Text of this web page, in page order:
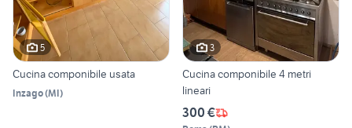
5
Cucina componibile usata
Inzago(MI)
3
Cucina componibile 4 metri
lineari
300 €